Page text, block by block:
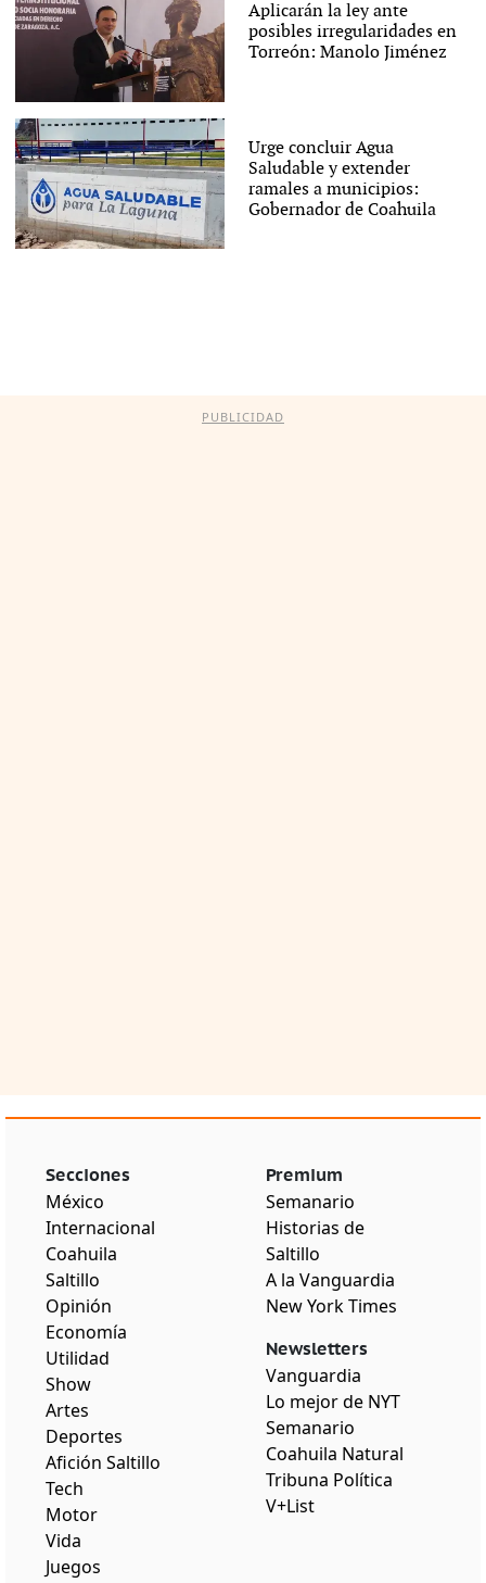
Aplicarán la ley ante
posibles irregularidades en
Torreón: Manolo Jiménez
Urge concluir Agua
Saludable y extender
ramales a municipios:
Gobernador de Coahuila
PUBLICIDAD
Secciones
México
Internacional
Coahuila
Saltillo
Opinión
Economía
Utilidad
Show
Artes
Deportes
Afición Saltillo
Tech
Motor
Vida
Juegos
Premium
Semanario
Historias de
Saltillo
A la Vanguardia
New York Times
Newsletters
Vanguardia
Lo mejor de NYT
Semanario
Coahuila Natural
Tribuna Política
V+List